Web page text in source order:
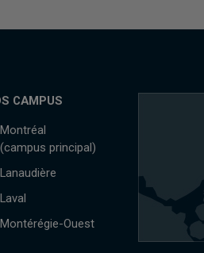
CAMPUS
Montréal
(campus principal)
Lanaudière
Laval
Montérégie-Ouest